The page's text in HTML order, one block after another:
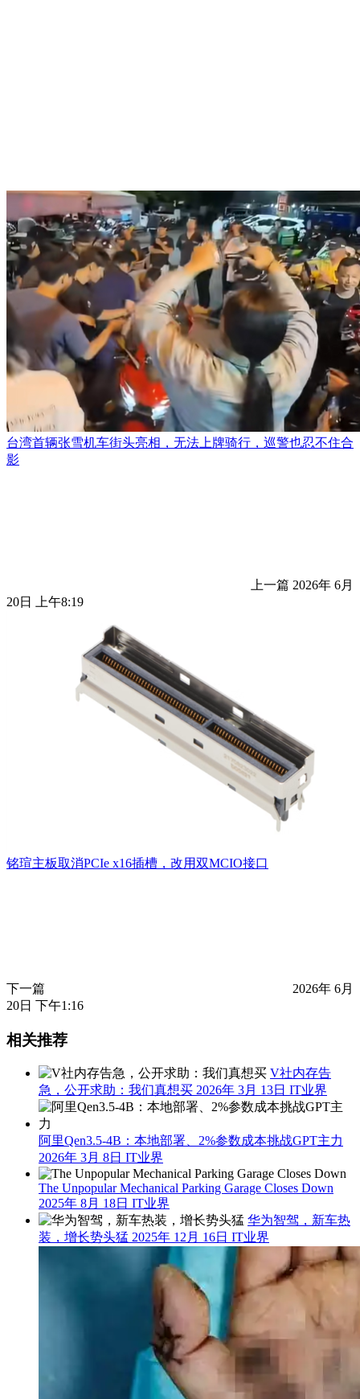
台湾首辆张雪机车街头亮相，无法上牌骑行，巡警也忍不住合
影
上一篇 2026年 6月
20日 上午8:19
铭瑄主板取消PCIe x16插槽，改用双MCIO接口
下一篇
2026年 6月
20日 下午1:16
相关推荐
V社内存告
急，公开求助：我们真想买 2026年 3月 13日 IT业界
阿里Qen3.5-4B：本地部署、2%参数成本挑战GPT主力
2026年 3月 8日 IT业界
The Unpopular Mechanical Parking Garage Closes Down
2025年 8月 18日 IT业界
华为智驾，新车热
装，增长势头猛 2025年 12月 16日 IT业界